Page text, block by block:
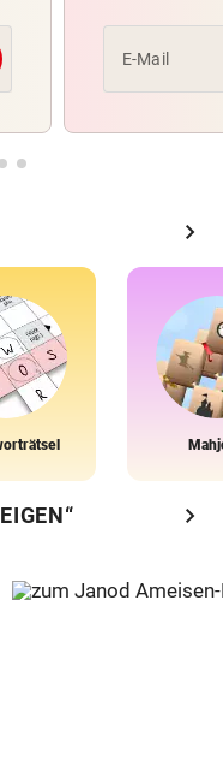
E-Mail
chevron_right
chevron_right